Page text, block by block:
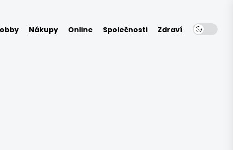
Nákupy Online Společnosti Zdraví